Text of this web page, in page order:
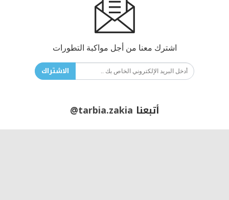
اشترك معنا من أجل مواكبة التطورات
الاشتراك
أتبعنا @tarbia.zakia